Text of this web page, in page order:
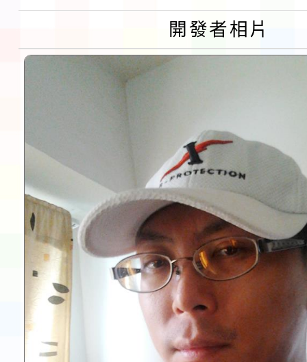
第3次招考代課鐘點教
告(不再辦理後續甄選)
檢送「桃園市115學年
賽實施要點」1份
本市「115學年度學生
程安排一案
「桃園市補助參觀特色
展演活動實施計畫」
請一案
開發者相片